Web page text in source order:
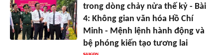
trong dòng chảy nửa thế kỷ - Bài
4: Không gian văn hóa Hồ Chí
Minh - Mệnh lệnh hành động và
bệ phóng kiến tạo tương lai